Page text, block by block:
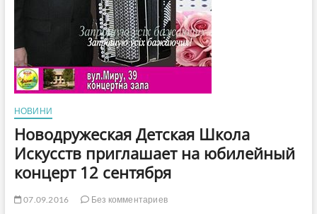
НОВИНИ
Новодружеская Детская Школа
Искусств приглашает на юбилейный
концерт 12 сентября
07.09.2016
Без комментариев